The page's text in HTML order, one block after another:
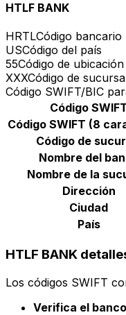
HTLF BANK
HRTLCódigo bancario
USCódigo del país
55Código de ubicación
XXXCódigo de
Código SWIFT/BIC
Código
Código SWIFT (8
Código de
Nombre del
Nombre de la
Dirección
Ciudad
País
HTLF BANK
Los códigos SWIFT
Verifica el